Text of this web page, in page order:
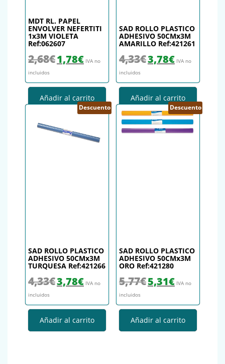
MDT RL. PAPEL
ENVOLVER NEFERTITI
1x3M VIOLETA
Ref:062607
2,68€ El precio original era: 2,68€.
1,78€El precio actual es: 1,78€.
IVA no
incluidos
Añadir al carrito
SAD ROLLO PLASTICO
ADHESIVO 50CMx3M
AMARILLO Ref:421261
4,33€ El precio original era: 4,33€.
3,78€El precio actual
IVA no
incluidos
Añadir al carrito
Descuento
SAD ROLLO PLASTICO
ADHESIVO 50CMx3M
TURQUESA Ref:421266
4,33€ El precio original era: 4,33€.
3,78€El precio actual es: 3,78€.
IVA no
incluidos
Añadir al carrito
Descuento
SAD ROLLO PLASTICO
ADHESIVO 50CMx3M
ORO Ref:421280
5,77€ El precio original era: 5,77€.
5,31€El precio actual
IVA no
incluidos
Añadir al carrito